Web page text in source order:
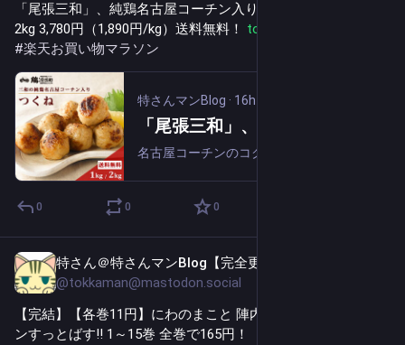
「尾張三和」、純鶏名古屋コーチン入りつくね 1kg 2,086円、
2kg 3,780円（1,890円/kg）送料無料！ tokka.blog/97841/
#楽天お買い物マラソン
特さんマンBlog · 16h
0 0 0
特さん＠特さんマンBlog【完全更新通知用】
@tokkaman@mastodon.social
【完結】【各巻11円】にわのまこと 陣内流柔術武闘伝 真島ク
ンすっとばす!! 1～15巻 全巻で165円！【Kindle】